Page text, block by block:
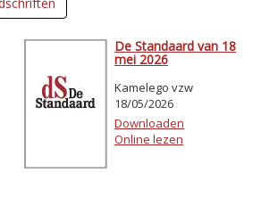
De Standaard van 18
mei 2026
Kamelego vzw
18/05/2026
Downloaden
Online lezen